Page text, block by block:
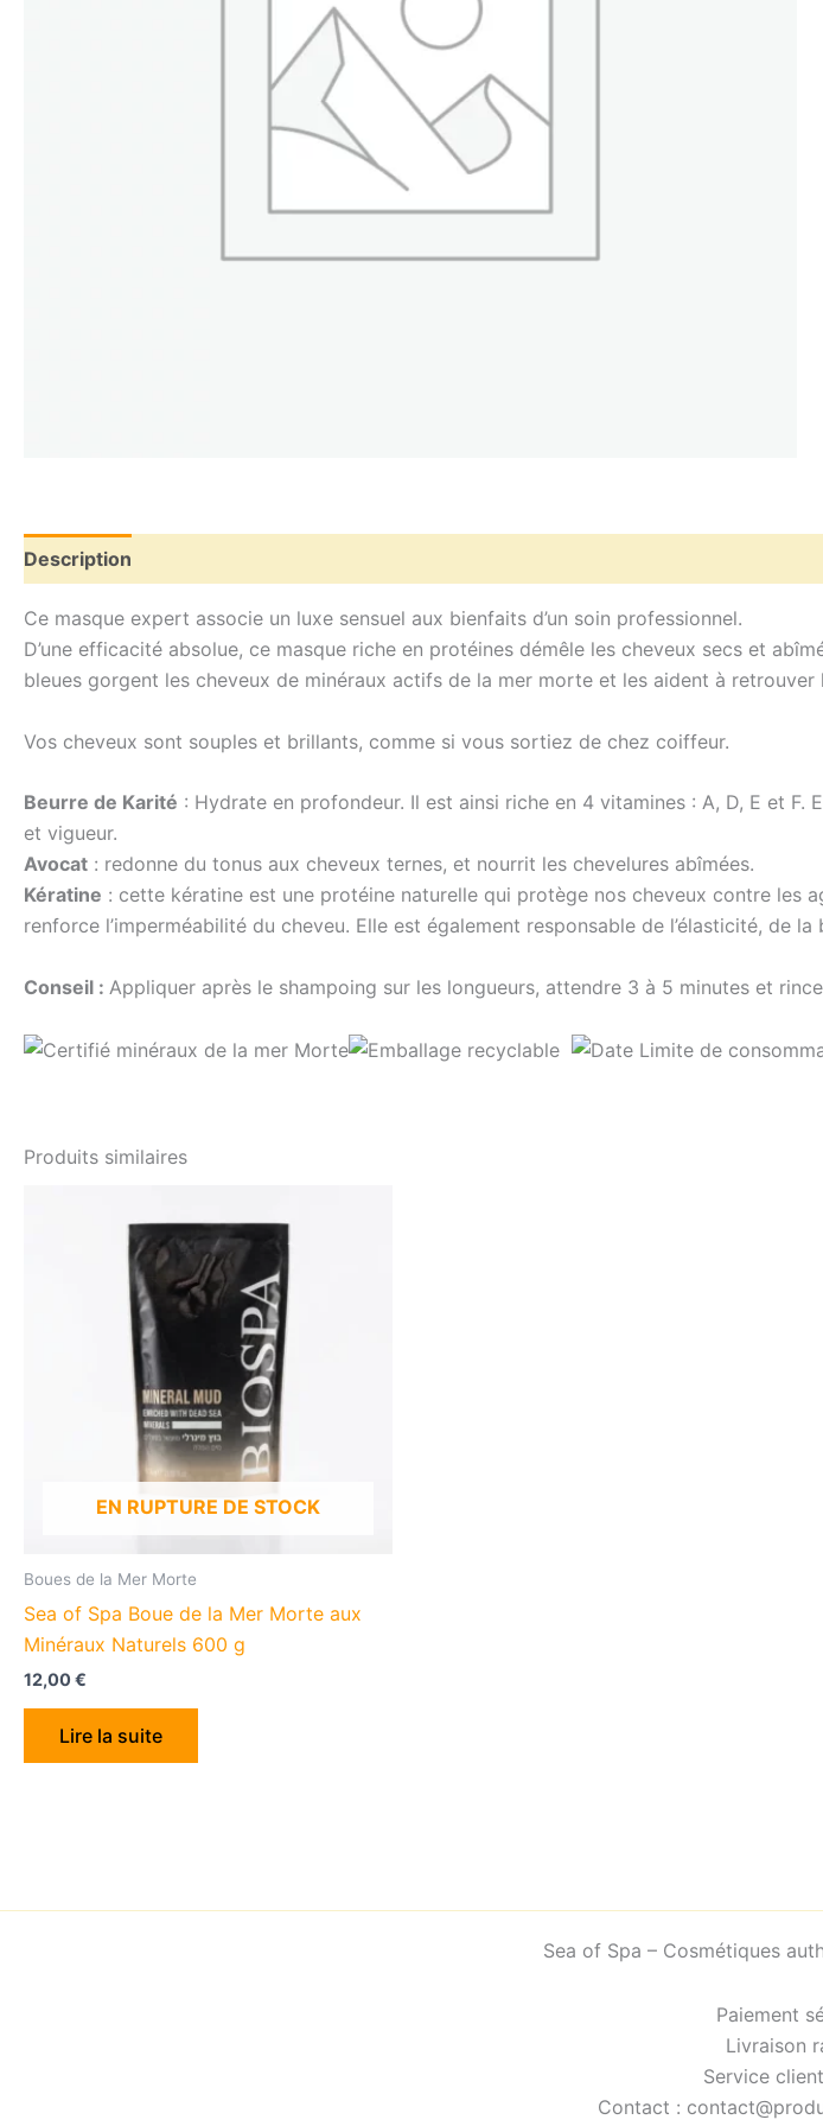
Description
Ce masque expert associe un luxe sensuel aux bienfaits d’un soin professionnel.
D’une efficacité absolue, ce masque riche en protéines démêle les cheveux secs et
bleues gorgent les cheveux de minéraux actifs de la mer morte et les aident à
Vos cheveux sont souples et brillants, comme si vous sortiez de chez coiffeur.
Beurre de Karité : Hydrate en profondeur. Il est ainsi riche en 4 vitamines : A, D, E et F.
et vigueur.
Avocat : redonne du tonus aux cheveux ternes, et nourrit les chevelures abîmées.
Kératine : cette kératine est une protéine naturelle qui protège nos cheveux contre les
renforce l’imperméabilité du cheveu. Elle est également responsable de l’élasticité, de
Conseil : Appliquer après le shampoing sur les longueurs, attendre 3 à 5 minutes et
Produits similaires
EN RUPTURE DE STOCK
Boues de la Mer Morte
Sea of Spa Boue de la Mer Morte aux
Minéraux Naturels 600 g
12,00€
Lire la suite
Sea of Spa – Cosmétiques
Paiement
Livraison
Service
Contact :